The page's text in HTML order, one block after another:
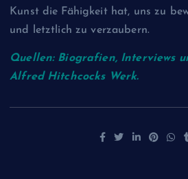
Kunst die Fähigkeit hat, uns zu
und letztlich zu verzaubern.
Quellen: Biografien, Interviews
Alfred Hitchcocks Werk.